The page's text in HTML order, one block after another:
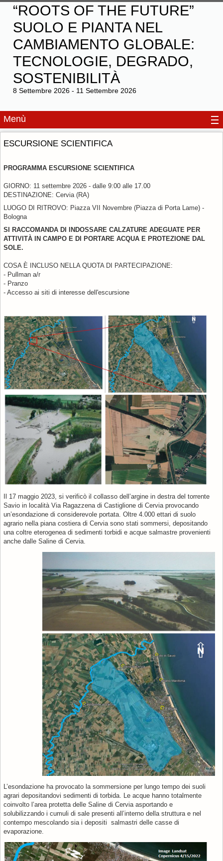
“ROOTS OF THE FUTURE”
SUOLO E PIANTA NEL
CAMBIAMENTO GLOBALE:
TECNOLOGIE, DEGRADO,
SOSTENIBILITÀ
8 Settembre 2026 - 11 Settembre 2026
Menù
ESCURSIONE SCIENTIFICA
PROGRAMMA ESCURSIONE SCIENTIFICA
GIORNO: 11 settembre 2026 - dalle 9:00 alle 17.00
DESTINAZIONE: Cervia (RA)
LUOGO DI RITROVO: Piazza VII Novembre (Piazza di Porta Lame) -
Bologna
SI RACCOMANDA DI INDOSSARE CALZATURE ADEGUATE PER
ATTIVITÀ IN CAMPO E DI PORTARE ACQUA E PROTEZIONE DAL
SOLE.
COSA È INCLUSO NELLA QUOTA DI PARTECIPAZIONE:
- Pullman a/r
- Pranzo
- Accesso ai siti di interesse dell'escursione
Il 17 maggio 2023, si verificò il collasso dell’argine in destra del torrente
Savio in località Via Ragazzena di Castiglione di Cervia provocando
un’esondazione di considerevole portata. Oltre 4.000 ettari di suolo
agrario nella piana costiera di Cervia sono stati sommersi, depositando
una coltre eterogenea di sedimenti torbidi e acque salmastre provenienti
anche dalle Saline di Cervia.
L’esondazione ha provocato la sommersione per lungo tempo dei suoli
agrari depositandovi sedimenti di torbida. Le acque hanno totalmente
coinvolto l’area protetta delle Saline di Cervia asportando e
solubilizzando i cumuli di sale presenti all’interno della struttura e nel
contempo mescolando sia i depositi salmastri delle casse di
evaporazione.